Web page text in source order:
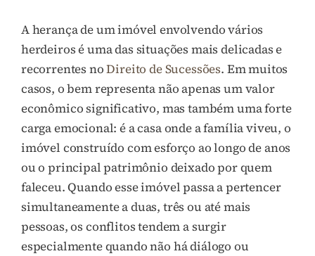
A herança de um imóvel envolvendo vários
herdeiros é uma das situações mais delicadas e
recorrentes noDireito de Sucessões. Em muitos
casos, o bem representa não apenas um valor
econômico significativo, mas também uma forte
carga emocional: é a casa onde a família viveu, o
imóvel construído com esforço ao longo de anos
ou o principal patrimônio deixado por quem
faleceu. Quando esse imóvel passa a pertencer
simultaneamente a duas, três ou até mais
pessoas, os conflitos tendem a surgir
especialmente quando não há diálogo ou